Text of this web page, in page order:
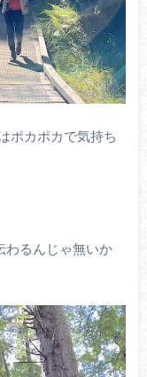
ポカポカで気持ち
わるんじゃ無いか